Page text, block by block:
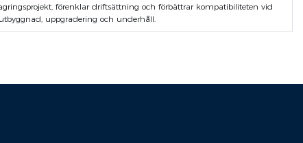
förenklar driftsättning och förbättrar kompatibiliteten vid
uppgradering och underhåll.